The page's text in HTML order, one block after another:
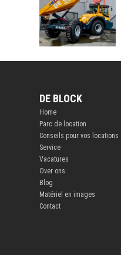
DE BLOCK
Home
Parc de location
Conseils pour vos locations
Service
Vacatures
Over ons
Blog
Matériel en images
Contact